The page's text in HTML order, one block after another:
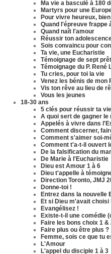
Ma vie a basculé à 180
Martyrs pour une
Pour vivre heureux,
Quand l'épreuve frappe
Quand naît l'amour
Réussir ton
Sois convaincu pour
Ta vie, une Eucharistie
Témoignage de sept
Témoignage du P. René
Tu cries, pour toi la vie
Venez les bénis de mon
Vis ton rêve au lieu de
Vous les jeunes
18-30 ans
5 clés pour réussir ta vie
A quoi sert de gagner
Appelés à vivre dans
Comment discerner,
Comment s'aimer soi-
Comment t'a-t-il ouvert
De la falsification du
De Marie à l'Eucharistie
Dieu est Amour 1 à 6
Dieu t'appelle à
Direction Toronto, JMJ
Donne-toi !
Entrez dans la nouvelle
Et si Dieu m'avait choisi
Evangélisez !
Existe-t-il une comédie
Faire les bons choix 1 &
Faire plus ou être plus ?
Femme, sois ce que tu
L'Amour
L'appel du disciple 1 à 3